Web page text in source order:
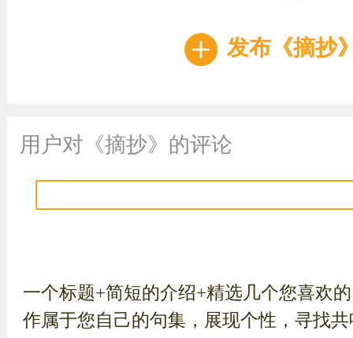
发布《摘抄
用户对《摘抄》的评论
一个标题+简短的介绍+精选几个您喜欢
作属于您自己的句集，展现个性，寻找